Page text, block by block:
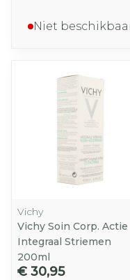
Niet
Vichy
Vichy Soin Corp. Actie
Integraal Striemen
200ml
€ 30,95